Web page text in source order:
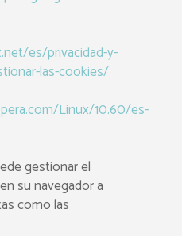
es/privacidad-y-
las-cookies/
Linux/10.60/es-
gestionar el
su navegador a
como las